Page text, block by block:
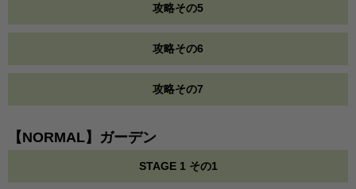
攻略その5
攻略その6
攻略その7
【NORMAL】ガーデン
STAGE 1 その1